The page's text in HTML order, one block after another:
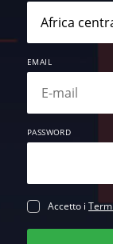
EMAIL
PASSWORD
Accetto i